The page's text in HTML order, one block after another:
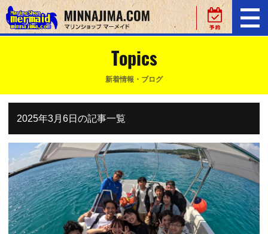
Topics
新着情報・ブログ
2025年3月6日の記事一覧